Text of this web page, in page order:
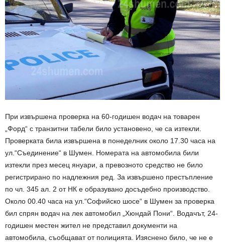
При извършена проверка на 60-годишен водач на товарен
„Форд“ с транзитни табели било установено, че са изтекли.
Проверката била извършена в понеделник около 17.30 часа на
ул.“Съединение“ в Шумен. Номерата на автомобила били
изтекли през месец януари, а превозното средство не било
регистрирано по надлежния ред. За извършено престъпление
по чл. 345 ал. 2 от НК е образувано досъдебно производство.
Около 00.40 часа на ул.“Софийско шосе“ в Шумен за проверка
бил спрян водач на лек автомобил „Хюндай Пони“. Водачът, 24-
годишен местен жител не представил документи на
автомобила, съобщават от полицията. Изяснено било, че не е